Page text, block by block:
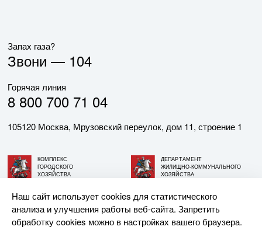
Запах газа?
Звони — 104
Горячая линия
8 800 700 71 04
105120 Москва, Мрузовский переулок, дом 11, строение 1
КОМПЛЕКС
ГОРОДСКОГО
ХОЗЯЙСТВА
ДЕПАРТАМЕНТ
ЖИЛИЩНО-КОММУНАЛЬНОГО
ХОЗЯЙСТВА
© АО «МОСГАЗ», 2026. При использовании материалов
Наш сайт использует cookies для статистического
анализа и улучшения работы веб-сайта. Запретить
обработку cookies можно в настройках вашего браузера.